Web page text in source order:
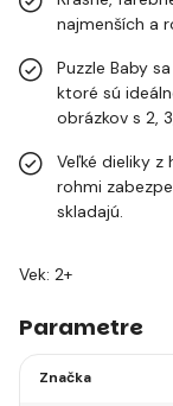
najmenších a
Puzzle Baby
ktoré sú
obrázkov s 2,
Veľké dieliky
rohmi
skladajú.
Vek: 2+
Parametre
Značka